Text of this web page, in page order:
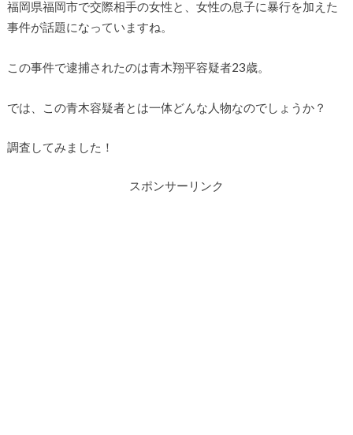
福岡県福岡市で交際相手の女性と、女性の息子に暴行を加えた
事件が話題になっていますね。
この事件で逮捕されたのは青木翔平容疑者23歳。
では、この青木容疑者とは一体どんな人物なのでしょうか？
調査してみました！
スポンサーリンク